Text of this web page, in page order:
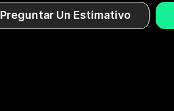
Preguntar Un Estimativo